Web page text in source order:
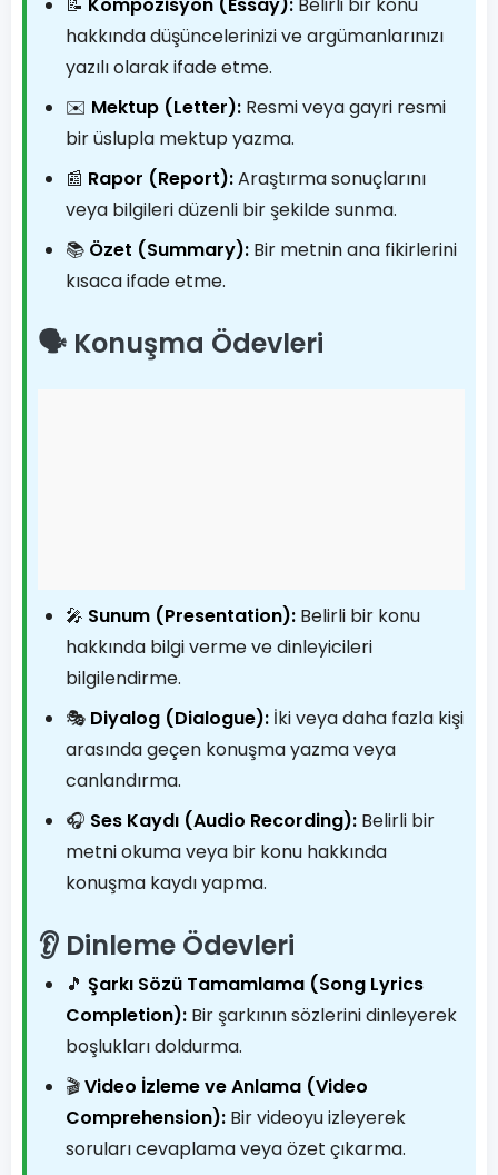
hakkında düşüncelerinizi ve argümanlarınızı
yazılı olarak ifade etme.
✉️ Mektup (Letter): Resmi veya gayri resmi
bir üslupla mektup yazma.
📰 Rapor (Report):Araştırma sonuçlarını
veya bilgileri düzenli bir şekilde sunma.
📚 Özet (Summary): Bir metnin ana fikirlerini
kısaca ifade etme.
🗣️ Konuşma Ödevleri
🎤 Sunum (Presentation): Belirli bir konu
hakkında bilgi verme ve dinleyicileri
bilgilendirme.
🎭 Diyalog (Dialogue): İki veya daha fazla kişi
arasında geçen konuşma yazma veya
canlandırma.
🎧 Ses Kaydı (Audio Recording): Belirli bir
metni okuma veya bir konu hakkında
konuşma kaydı yapma.
👂 Dinleme Ödevleri
🎵 Şarkı Sözü Tamamlama (Song Lyrics
Completion): Bir şarkının sözlerini dinleyerek
boşlukları doldurma.
🎬Video İzleme ve Anlama (Video
Comprehension): Bir videoyu izleyerek
soruları cevaplama veya özet çıkarma.